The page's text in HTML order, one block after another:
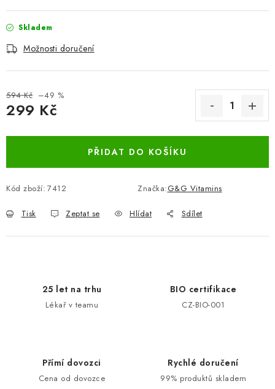
Skladem
Možnosti doručení
594 Kč –49 %
299 Kč
PŘIDAT DO KOŠÍKU
Kód zboží: 7412 Značka:G&G Vitamins
Tisk Zeptat se Hlídat Sdílet
25 let na trhu
Lékař v teamu
BIO certifikace
CZ-BIO-001
Přímí dovozci
Cena od dovozce
Rychlé doručení
99% produktů skladem